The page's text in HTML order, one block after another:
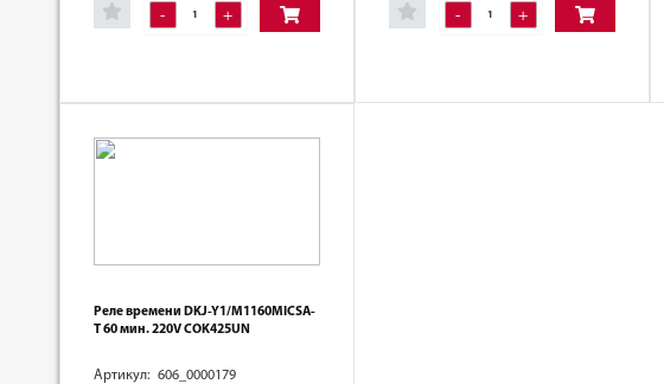
- + - +
Реле времени DKJ-Y1/M1160MICSA-
T 60 мин. 220V COK425UN
Артикул: 606_0000179